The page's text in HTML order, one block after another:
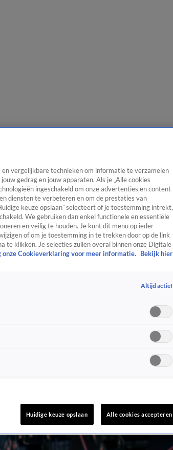
vergelijkbare technieken om informatie te verzamelen
gedrag en jouw apparaten. Als je „Alle cookies
ingeschakeld om onze advertenties en content
diensten te verbeteren en om de prestaties van
keuze opslaan” selecteert of je toestemming intrekt,
We gebruiken dan enkel functionele en essentiële
en veilig te houden. Je kunt dit menu op ieder
of om je toestemming in te trekken door op de link
te klikken. Je selecties zullen overal binnen onze Digitale
onze Cookieverklaring voor meer informatie.
Bekijk hier
Altijd actief
Huidige keuze opslaan Alle cookies accepteren